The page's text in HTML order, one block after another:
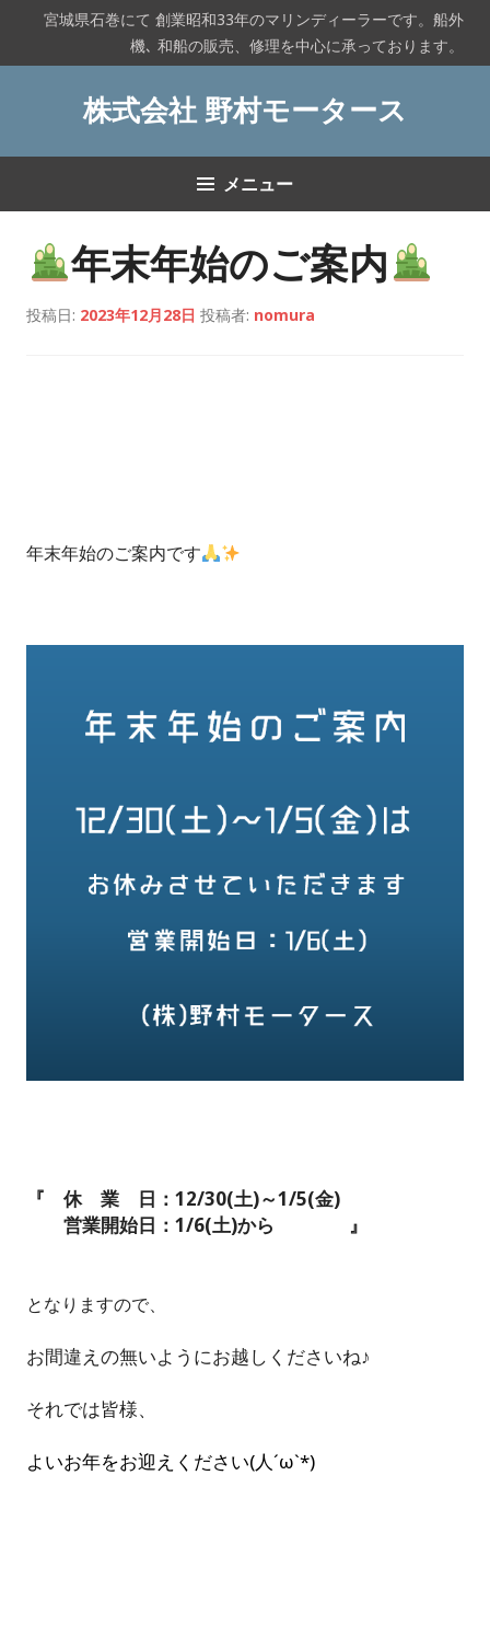
テ
宮城県石巻にて 創業昭和33年のマリンディーラーです。船外
機､ 和船の販売、修理を中心に承っております。
株式会社 野村モータース
メニュー
年末年始のご案内
投稿日: 2023年12月28日 投稿者: nomura
年末年始のご案内です
『 休 業 日：12/30(土)～1/5(金)
営業開始日：1/6(土)から 』
となりますので、
お間違えの無いようにお越しくださいね♪
それでは皆様、
よいお年をお迎えください(人´ω`*)